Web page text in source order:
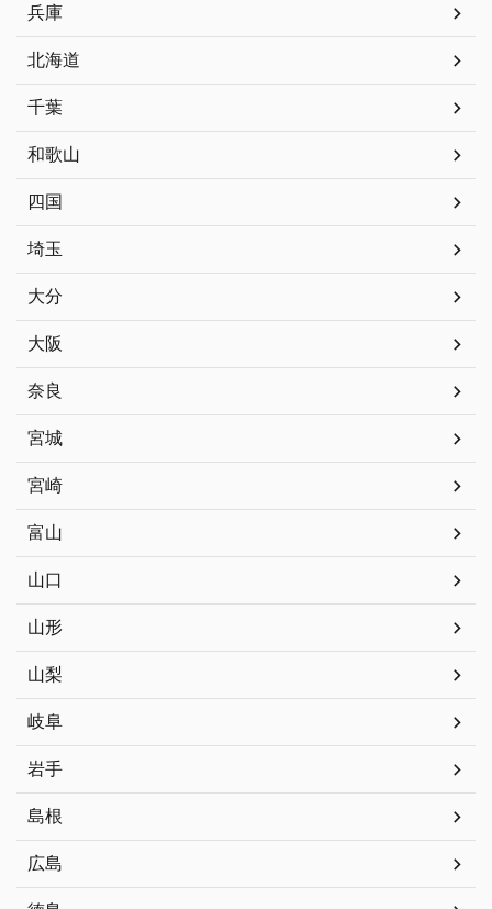
兵庫
北海道
千葉
和歌山
四国
埼玉
大分
大阪
奈良
宮城
宮崎
富山
山口
山形
山梨
岐阜
岩手
島根
広島